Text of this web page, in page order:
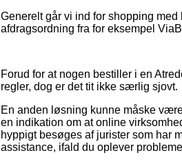
Generelt går vi ind for shopping
afdragsordning fra for eksempel
Forud for at nogen bestiller i en
regler, dog er det tit ikke særlig sjovt.
En anden løsning kunne måske
en indikation om at online
hyppigt besøges af jurister som har
assistance, ifald du oplever